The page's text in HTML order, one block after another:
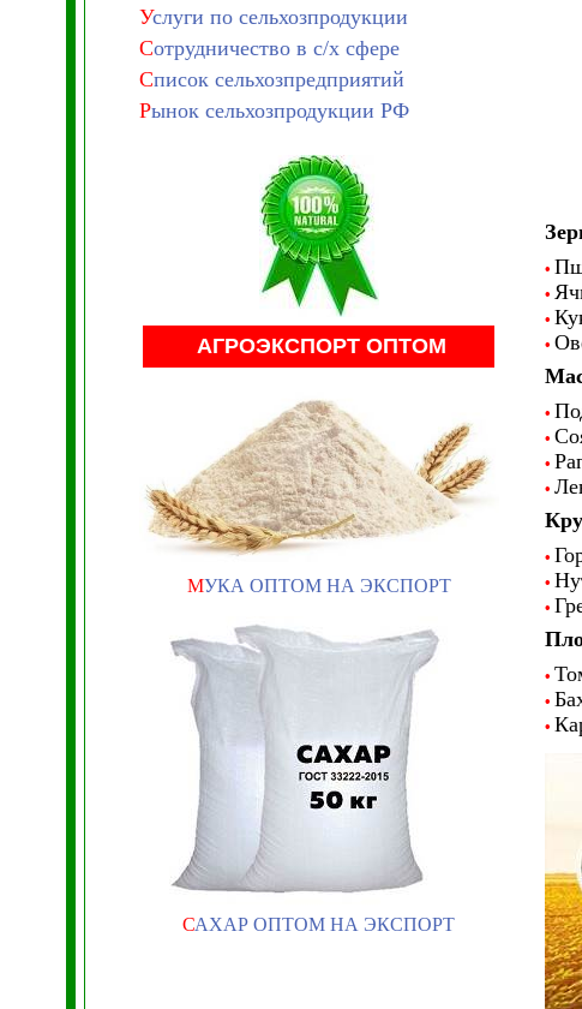
Услуги по сельхозпродукции
Сотрудничество в с/х сфере
Список сельхозпредприятий
Рынок сельхозпродукции РФ
АГРОЭКСПОРТ ОПТОМ
МУКА ОПТОМ НА ЭКСПОРТ
САХАР ОПТОМ НА ЭКСПОРТ
•
•
•
•
•
•
•
•
•
•
•
•
•
•